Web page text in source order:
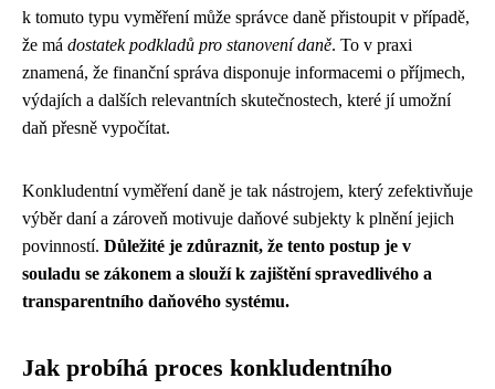
k tomuto typu vyměření může správce daně přistoupit v případě,
že má dostatek podkladů pro stanovení daně. To v praxi
znamená, že finanční správa disponuje informacemi o příjmech,
výdajích a dalších relevantních skutečnostech, které jí umožní
daň přesně vypočítat.
Konkludentní vyměření daně je tak nástrojem, který zefektivňuje
výběr daní a zároveň motivuje daňové subjekty k plnění jejich
povinností. Důležité je zdůraznit, že tento postup je v
souladu se zákonem a slouží k zajištění spravedlivého a
transparentního daňového systému.
Jak probíhá proces konkludentního